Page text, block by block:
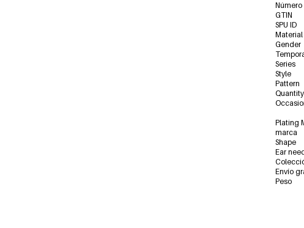
GTIN
SPU ID
Material
Gender
Series
Style
Pattern
Quantity
Plating
marca
Shape
Ear
Envío
Peso